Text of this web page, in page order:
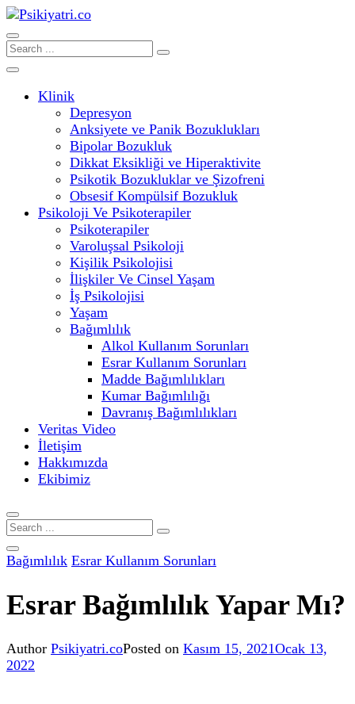
Klinik
Depresyon
Anksiyete ve Panik Bozuklukları
Bipolar Bozukluk
Dikkat Eksikliği ve Hiperaktivite
Psikotik Bozukluklar ve Şizofreni
Obsesif Kompülsif Bozukluk
Psikoloji Ve Psikoterapiler
Psikoterapiler
Varoluşsal Psikoloji
Kişilik Psikolojisi
İlişkiler Ve Cinsel Yaşam
İş Psikolojisi
Yaşam
Bağımlılık
Alkol Kullanım Sorunları
Esrar Kullanım Sorunları
Madde Bağımlılıkları
Kumar Bağımlılığı
Davranış Bağımlılıkları
Veritas Video
İletişim
Hakkımızda
Ekibimiz
Bağımlılık Esrar Kullanım Sorunları
Esrar Bağımlılık Yapar Mı?
Author Psikiyatri.coPosted on Kasım 15, 2021Ocak 13,
2022